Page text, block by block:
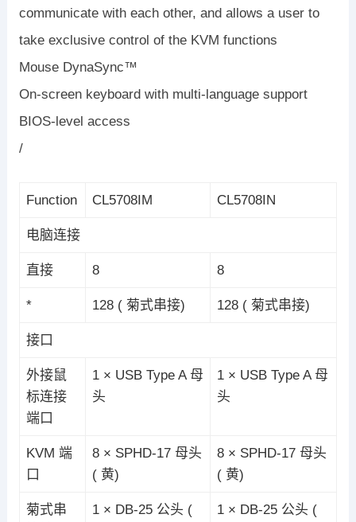
communicate with each other, and allows a user to
take exclusive control of the KVM functions
Mouse DynaSync™
On-screen keyboard with multi-language support
BIOS-level access
/
Function CL5708IM CL5708IN
电脑连接
直接 8 8
* 128 ( 菊式串接) 128 ( 菊式串接)
接口
外接鼠
标连接
端口
1 × USB Type A 母
头
1 × USB Type A 母
头
KVM 端
口
8 × SPHD-17 母头
( 黄)
8 × SPHD-17 母头
( 黄)
菊式串
1 × DB-25 公头 (
1 × DB-25 公头 (